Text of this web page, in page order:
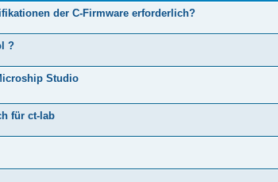
der C-Firmware erforderlich?
?
Studio
für ct-lab